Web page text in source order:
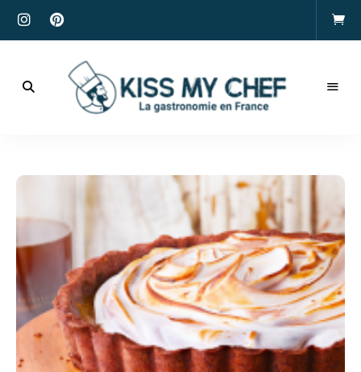
My
Chef